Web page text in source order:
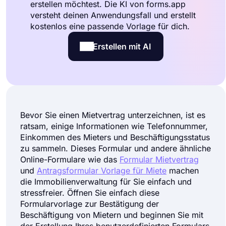
erstellen möchtest. Die KI von forms.app
versteht deinen Anwendungsfall und erstellt
kostenlos eine passende Vorlage für dich.
Erstellen mit AI
Bevor Sie einen Mietvertrag unterzeichnen, ist es
ratsam, einige Informationen wie Telefonnummer,
Einkommen des Mieters und Beschäftigungsstatus
zu sammeln. Dieses Formular und andere ähnliche
Online-Formulare wie das Formular Mietvertrag
und Antragsformular Vorlage für Miete machen
die Immobilienverwaltung für Sie einfach und
stressfreier. Öffnen Sie einfach diese
Formularvorlage zur Bestätigung der
Beschäftigung von Mietern und beginnen Sie mit